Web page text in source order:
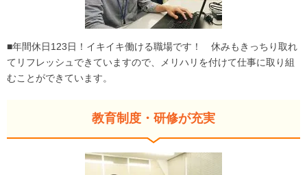
■年間休日123日！イキイキ働ける職場です！ 休みもきっちり取れ
てリフレッシュできていますので、メリハリを付けて仕事に取り組
むことができています。
教育制度・研修が充実